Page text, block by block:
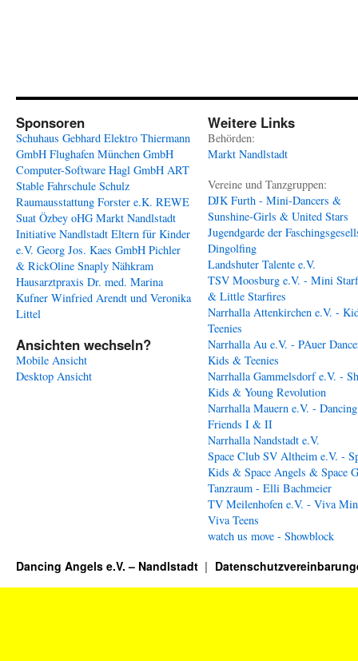
Sponsoren
Schuhaus Gebhard Elektro Thiermann
GmbH Flughafen München GmbH
Computer-Software Hagl GmbH ART
Stable Fahrschule Schulz
Raumausstattung Forster e.K. REWE
Suat Özbey oHG Markt Nandlstadt
Initiative Nandlstadt Eltern für Kinder
e.V. Georg Jos. Kaes GmbH Pichler
& RickOline Snaply Nähkram
Hausarztpraxis Dr. med. Marina
Kufner Winfried Arendt und Veronika
Littel
Ansichten wechseln?
Mobile Ansicht
Desktop Ansicht
Weitere Links
Behörden:
Markt Nandlstadt
Vereine und Tanzgruppen:
DJK Furth - Mini-Dancers &
Sunshine-Girls & United Stars
Jugendgarde der
Dingolfing
Landshuter Talente e.V.
TSV Moosburg e.V. - Mini
& Little Starfires
Narrhalla Attenkirchen e.V. -
Teenies
Narrhalla Au e.V. - PAuer
Kids & Teenies
Narrhalla Gammelsdorf e.V. -
Kids & Young Revolution
Narrhalla Mauern e.V. - Dancing
Friends I & II
Narrhalla Nandstadt e.V.
Space Club SV Altheim e.V. -
Kids & Space Angels & Space
Tanzraum - Elli Bachmeier
TV Meilenhofen e.V. - Viva
Viva Teens
watch us move - Showblock
Dancing Angels e.V. – Nandlstadt